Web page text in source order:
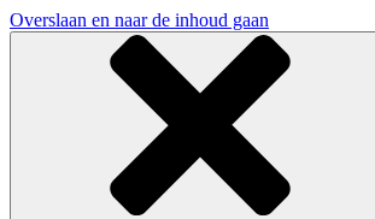
Overslaan en naar de inhoud gaan